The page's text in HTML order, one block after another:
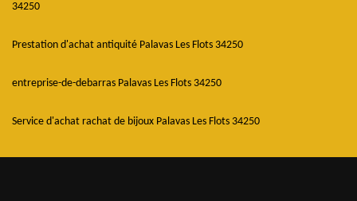
34250
Prestation d'achat antiquité Palavas Les Flots 34250
entreprise-de-debarras Palavas Les Flots 34250
Service d'achat rachat de bijoux Palavas Les Flots 34250